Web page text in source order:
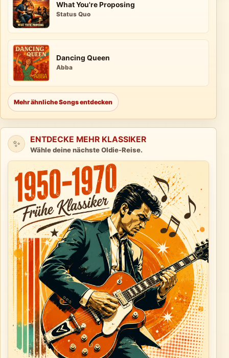
What You're Proposing
Status Quo
Dancing Queen
Abba
Mehr ähnliche Songs entdecken
✨ ENTDECKE MEHR KLASSIKER
Wähle deine nächste Oldie-Reise.